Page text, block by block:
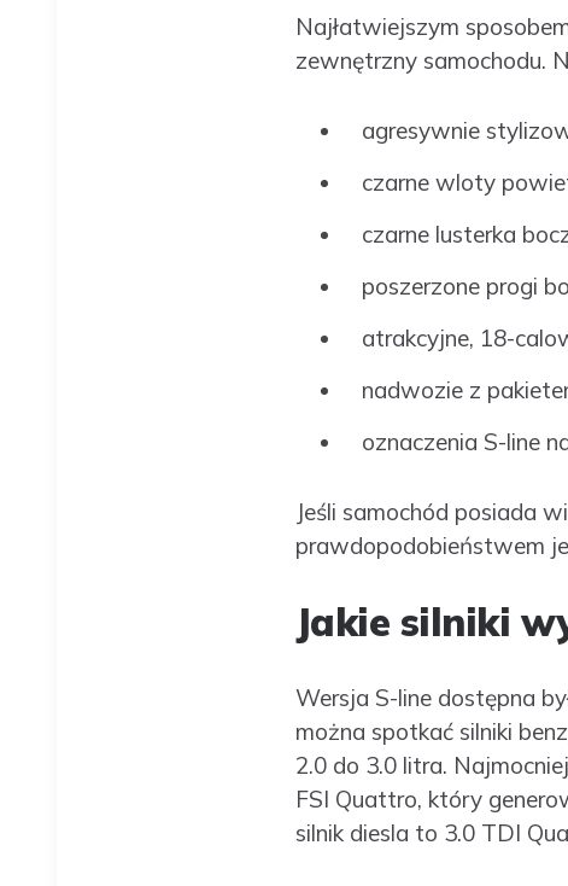
Najłatwiejszym
zewnętrzny samochodu.
agresywnie
czarne wloty
czarne lusterka
poszerzone progi
atrakcyjne, 18-
nadwozie z
oznaczenia S-line
Jeśli samochód posiada
prawdopodobieństwem
Jakie silniki
Wersja S-line dostępna
można spotkać silniki
2.0 do 3.0 litra.
FSI Quattro, który
silnik diesla to 3.0 TDI